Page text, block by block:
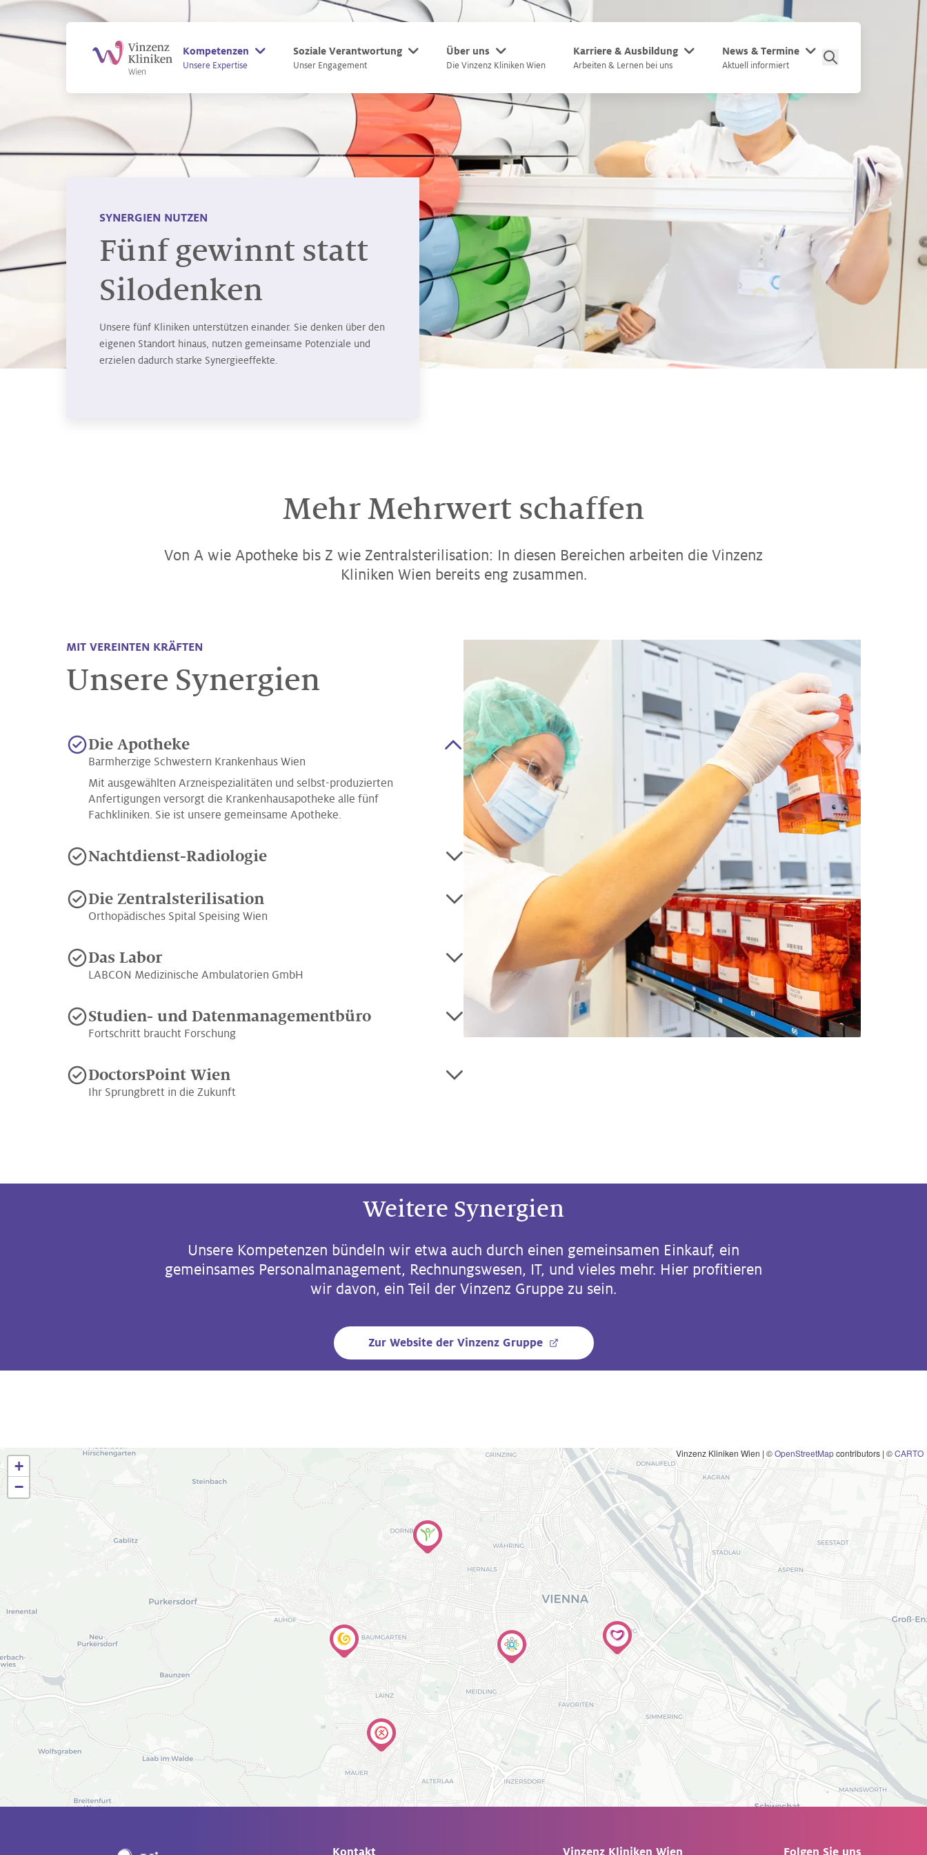
Zum Hauptinhalt
Kompetenzen
Unsere Expertise
Soziale Verantwortung
Unser Engagement
Über uns
Die Vinzenz Kliniken Wien
Karriere & Ausbildung
Arbeiten & Lernen bei uns
News & Termine
Aktuell informiert
SYNERGIEN NUTZEN
Fünf gewinnt statt
Silodenken
Unsere fünf Kliniken unterstützen einander. Sie denken über den
eigenen Standort hinaus, nutzen gemeinsame Potenziale und
erzielen dadurch starke Synergieeffekte.
Mehr Mehrwert schaffen
Von A wie Apotheke bis Z wie Zentralsterilisation: In diesen Bereichen arbeiten die Vinzenz
Kliniken Wien bereits eng zusammen.
MIT VEREINTEN KRÄFTEN
Unsere Synergien
Die Apotheke
Barmherzige Schwestern Krankenhaus Wien
Mit ausgewählten Arzneispezialitäten und selbst-produzierten
Anfertigungen versorgt die Krankenhausapotheke alle fünf
Fachkliniken. Sie ist unsere gemeinsame Apotheke.
Nachtdienst-Radiologie
Die Zentralsterilisation
Orthopädisches Spital Speising Wien
Das Labor
LABCON Medizinische Ambulatorien GmbH
Studien- und Datenmanagementbüro
Fortschritt braucht Forschung
DoctorsPoint Wien
Ihr Sprungbrett in die Zukunft
Weitere Synergien
Unsere Kompetenzen bündeln wir etwa auch durch einen gemeinsamen Einkauf, ein
gemeinsames Personalmanagement, Rechnungswesen, IT, und vieles mehr. Hier profitieren
wir davon, ein Teil der Vinzenz Gruppe zu sein.
Zur Website der Vinzenz Gruppe
+
−
Vinzenz Kliniken Wien | ©OpenStreetMapcontributors | ©CARTO
Kontakt Vinzenz Kliniken Wien Folgen Sie uns